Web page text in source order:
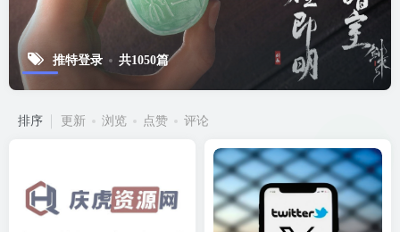
推特登录 共1050篇
排序 更新 浏览 点赞 评论